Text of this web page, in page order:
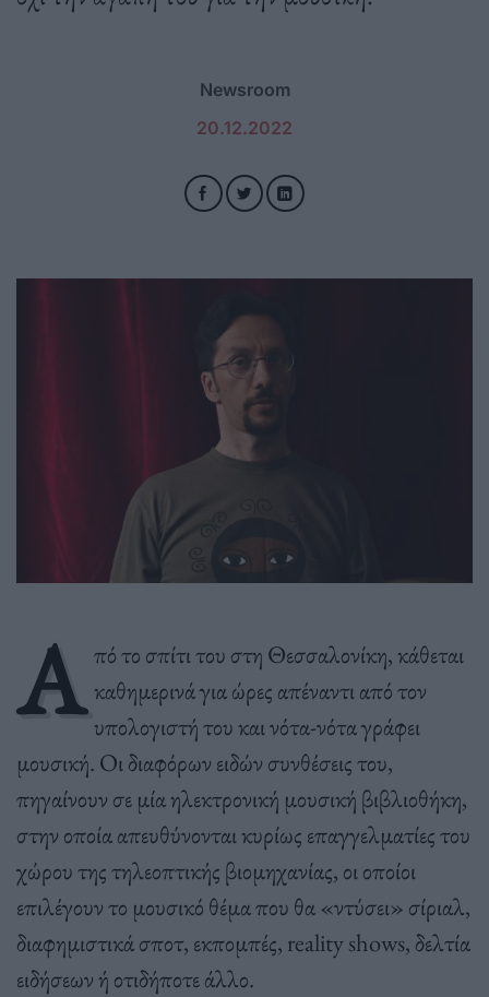
Newsroom
20.12.2022
Α πό το σπίτι του στη Θεσσαλονίκη, κάθεται
καθημερινά για ώρες απέναντι από τον
υπολογιστή του και νότα-νότα γράφει
μουσική. Οι διαφόρων ειδών συνθέσεις του,
πηγαίνουν σε μία ηλεκτρονική μουσική βιβλιοθήκη,
στην οποία απευθύνονται κυρίως επαγγελματίες του
χώρου της τηλεοπτικής βιομηχανίας, οι οποίοι
επιλέγουν το μουσικό θέμα που θα «ντύσει» σίριαλ,
διαφημιστικά σποτ, εκπομπές, reality shows, δελτία
ειδήσεων ή οτιδήποτε άλλο.